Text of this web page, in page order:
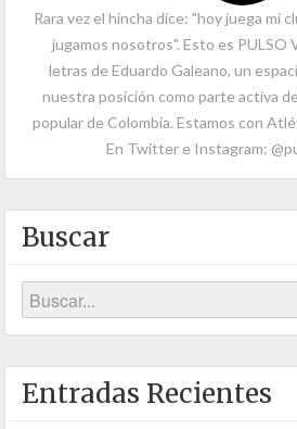
Rara vez el hincha dice: "hoy juega mi
jugamos nosotros". Esto es PULSO
letras de Eduardo Galeano, un
nuestra posición como parte activa
popular de Colombia. Estamos con
En Twitter e Instagram:
Buscar
Entradas Recientes